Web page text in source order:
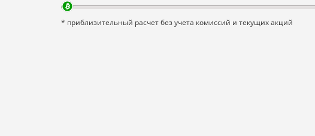
* приблизительный расчет без учета комиссий и текущих акций